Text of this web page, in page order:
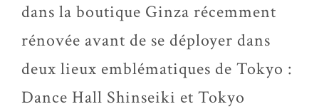
dans la boutique Ginza récemment
rénovée avant de se déployer dans
deux lieux emblématiques de Tokyo :
Dance Hall Shinseiki et Tokyo